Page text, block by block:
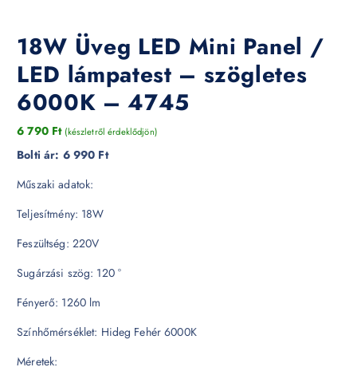
18W Üveg LED Mini Panel /
LED lámpatest – szögletes
6000K – 4745
6 790 Ft (készletről érdeklődjön)
Bolti ár: 6 990 Ft
Műszaki adatok:
Teljesítmény: 18W
Feszültség: 220V
Sugárzási szög: 120 °
Fényerő: 1260 lm
Színhőmérséklet: Hideg Fehér 6000K
Méretek: